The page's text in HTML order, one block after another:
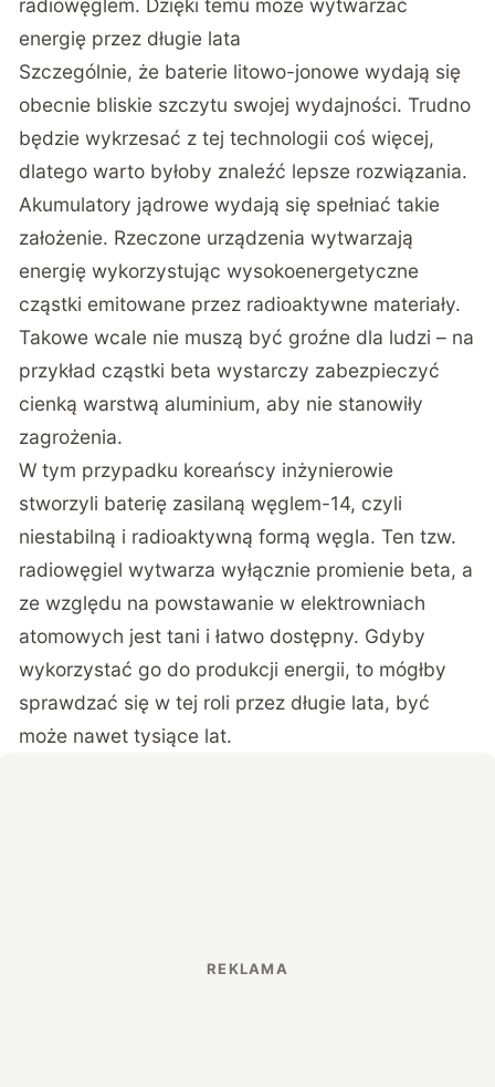
radiowęglem. Dzięki temu może wytwarzać
energię przez długie lata
Szczególnie, że baterie litowo-jonowe wydają się
obecnie bliskie szczytu swojej wydajności. Trudno
będzie wykrzesać z tej technologii coś więcej,
dlatego warto byłoby znaleźć lepsze rozwiązania.
Akumulatory jądrowe wydają się spełniać takie
założenie. Rzeczone urządzenia wytwarzają
energię wykorzystując wysokoenergetyczne
cząstki emitowane przez radioaktywne materiały.
Takowe wcale nie muszą być groźne dla ludzi – na
przykład cząstki beta wystarczy zabezpieczyć
cienką warstwą aluminium, aby nie stanowiły
zagrożenia.
W tym przypadku koreańscy inżynierowie
stworzyli baterię zasilaną węglem-14, czyli
niestabilną i radioaktywną formą węgla. Ten tzw.
radiowęgiel wytwarza wyłącznie promienie beta, a
ze względu na powstawanie w elektrowniach
atomowych jest tani i łatwo dostępny. Gdyby
wykorzystać go do produkcji energii, to mógłby
sprawdzać się w tej roli przez długie lata, być
może nawet tysiące lat.